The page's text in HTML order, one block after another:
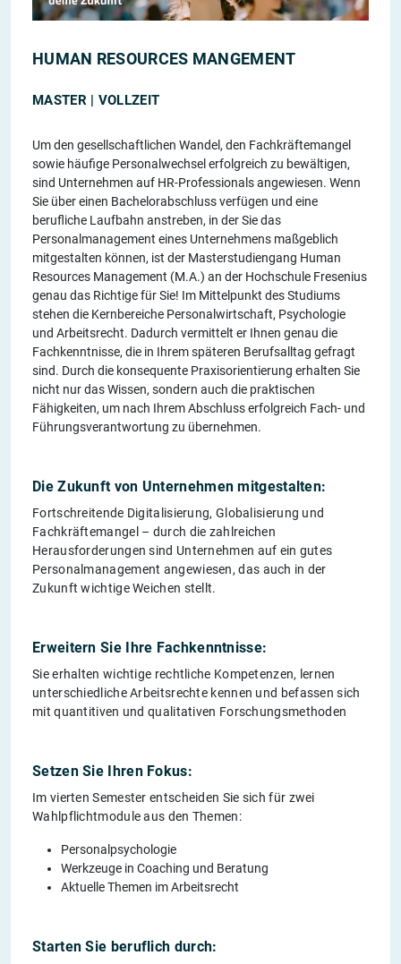
HUMAN RESOURCES MANGEMENT
MASTER | VOLLZEIT
Um den gesellschaftlichen Wandel, den Fachkräftemangel
sowie häufige Personalwechsel erfolgreich zu bewältigen,
sind Unternehmen auf HR-Professionals angewiesen. Wenn
Sie über einen Bachelorabschluss verfügen und eine
berufliche Laufbahn anstreben, in der Sie das
Personalmanagement eines Unternehmens maßgeblich
mitgestalten können, ist der Masterstudiengang Human
Resources Management (M.A.) an der Hochschule Fresenius
genau das Richtige für Sie! Im Mittelpunkt des Studiums
stehen die Kernbereiche Personalwirtschaft, Psychologie
und Arbeitsrecht. Dadurch vermittelt er Ihnen genau die
Fachkenntnisse, die in Ihrem späteren Berufsalltag gefragt
sind. Durch die konsequente Praxisorientierung erhalten Sie
nicht nur das Wissen, sondern auch die praktischen
Fähigkeiten, um nach Ihrem Abschluss erfolgreich Fach- und
Führungsverantwortung zu übernehmen.
Die Zukunft von Unternehmen mitgestalten:
Fortschreitende Digitalisierung, Globalisierung und
Fachkräftemangel – durch die zahlreichen
Herausforderungen sind Unternehmen auf ein gutes
Personalmanagement angewiesen, das auch in der
Zukunft wichtige Weichen stellt.
Erweitern Sie Ihre Fachkenntnisse:
Sie erhalten wichtige rechtliche Kompetenzen, lernen
unterschiedliche Arbeitsrechte kennen und befassen sich
mit quantitiven und qualitativen Forschungsmethoden
Setzen Sie Ihren Fokus:
Im vierten Semester entscheiden Sie sich für zwei
Wahlpflichtmodule aus den Themen:
Personalpsychologie
Werkzeuge in Coaching und Beratung
Aktuelle Themen im Arbeitsrecht
Starten Sie beruflich durch: